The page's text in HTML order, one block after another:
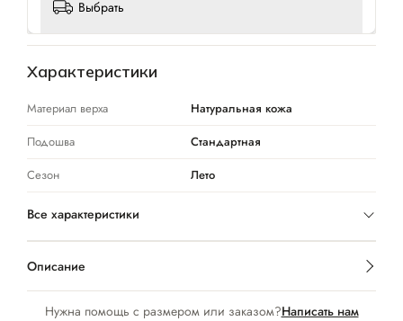
Выбрать
Нужна помощь с размером или заказом?Написать нам
Характеристики
Материал верха
Натуральная кожа
Подошва
Стандартная
Сезон
Лето
Все характеристики
Описание